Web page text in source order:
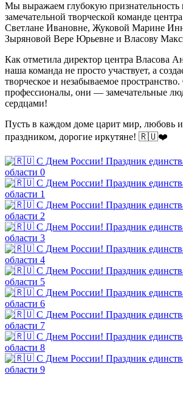
Мы выражаем глубокую признательность
замечательной творческой команде
Светлане Ивановне, Жуковой Марине
Зыряновой Вере Юрьевне и Власову
Как отметила директор центра Власова
наша команда не просто участвует, а
творческое и незабываемое
профессионалы, они — замечательные
сердцами!
Пусть в каждом доме царит мир, любовь
праздником, дорогие иркутяне! 🇷🇺❤️